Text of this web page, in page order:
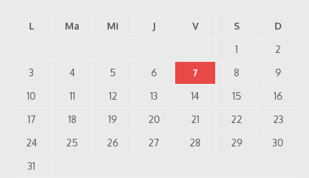
L Ma Mi J V S
D
1
2
3
4 5 6 7 8
9
10
11 12 13 14 15
16
17
18 19 20 21 22
23
24
25 26 27 28 29
30
31